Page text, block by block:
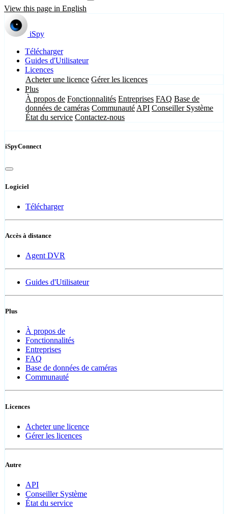
View this page in English
iSpy
Télécharger
Guides d'Utilisateur
Licences
Acheter une licence Gérer les licences
Plus
À propos de Fonctionnalités Entreprises FAQ Base de
données de caméras Communauté API Conseiller Système
État du service Contactez-nous
iSpyConnect
Logiciel
Télécharger
Accès à distance
Agent DVR
Guides d'Utilisateur
Plus
À propos de
Fonctionnalités
Entreprises
FAQ
Base de données de caméras
Communauté
Licences
Acheter une licence
Gérer les licences
Autre
API
Conseiller Système
État du service